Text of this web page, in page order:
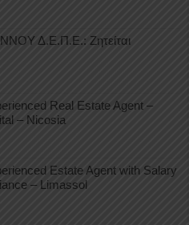
Δ.Ε.Π.Ε.: Ζητείται
Real Estate Agent –
– Nicosia
Estate Agent with Salary
– Limassol